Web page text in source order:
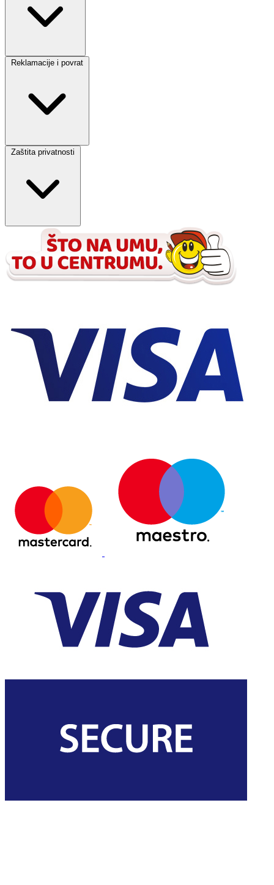
Reklamacije i povrat
Zaštita privatnosti